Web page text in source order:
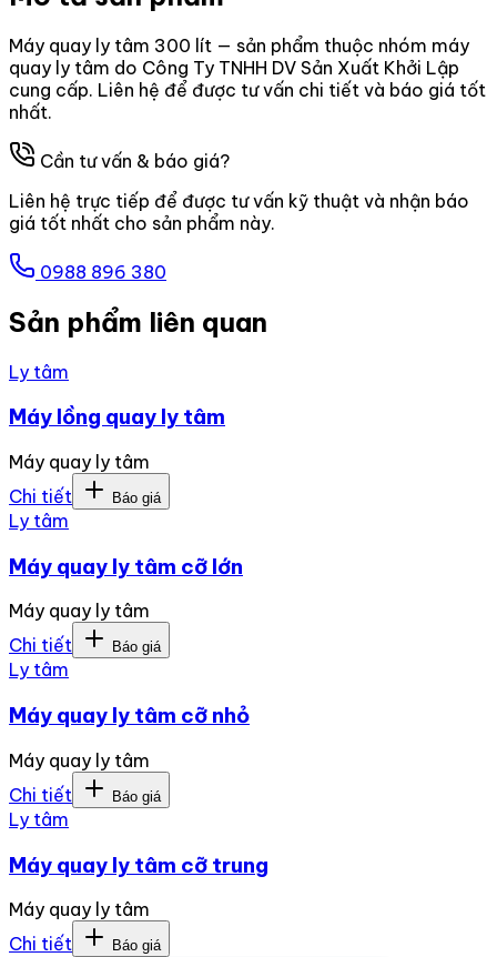
Máy quay ly tâm 300 lít — sản phẩm thuộc nhóm máy
quay ly tâm do Công Ty TNHH DV Sản Xuất Khởi Lập
cung cấp. Liên hệ để được tư vấn chi tiết và báo giá tốt
nhất.
Cần tư vấn & báo giá?
Liên hệ trực tiếp để được tư vấn kỹ thuật và nhận báo
giá tốt nhất cho sản phẩm này.
0988 896 380
Sản phẩm liên quan
Ly tâm
Máy lồng quay ly tâm
Máy quay ly tâm
Chi tiết
Báo giá
Ly tâm
Máy quay ly tâm cỡ lớn
Máy quay ly tâm
Chi tiết
Báo giá
Ly tâm
Máy quay ly tâm cỡ nhỏ
Máy quay ly tâm
Chi tiết
Báo giá
Ly tâm
Máy quay ly tâm cỡ trung
Máy quay ly tâm
Chi tiết
Báo giá